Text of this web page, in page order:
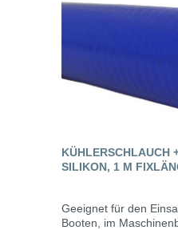
KÜHLERSCHLAUCH
SILIKON, 1 M
Geeignet für den
Booten, im